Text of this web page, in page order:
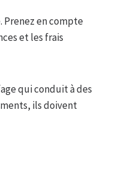
Prenez en compte
et les frais
qui conduit à des
ils doivent